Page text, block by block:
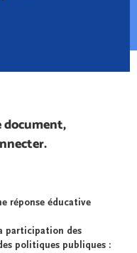
document,
réponse éducative
participation des
politiques publiques :